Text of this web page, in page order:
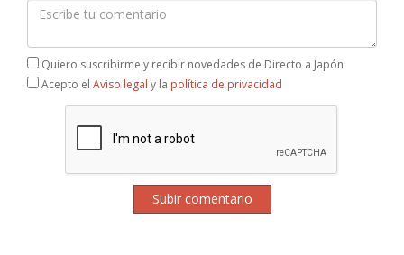
Quiero suscribirme y recibir novedades de Directo a Japón
Acepto el Aviso legal y la política de privacidad
Subir comentario